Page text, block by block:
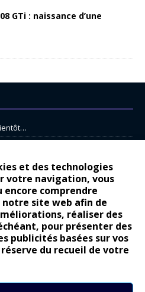
et des technologies
votre navigation, vous
encore comprendre
site web afin de
réaliser des
pour présenter des
publicités basées sur vos
du recueil de votre
GTi : naissance d’une
pour Citroën
légende
: pour les gens vrais